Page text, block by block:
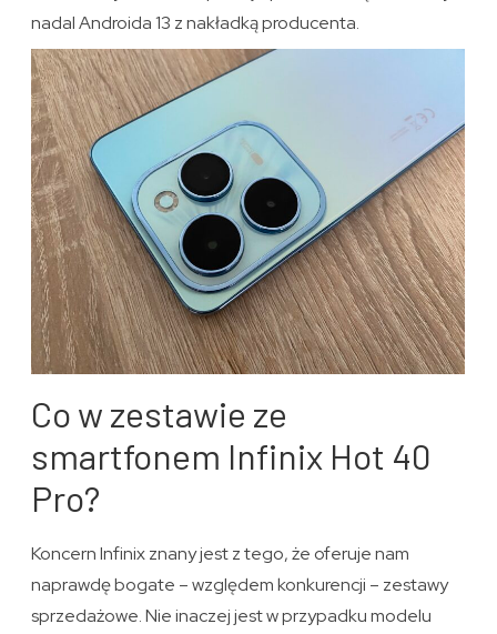
nadal Androida 13 z nakładką producenta.
Co w zestawie ze
smartfonem Infinix Hot 40
Pro?
Koncern Infinix znany jest z tego, że oferuje nam
naprawdę bogate – względem konkurencji – zestawy
sprzedażowe. Nie inaczej jest w przypadku modelu